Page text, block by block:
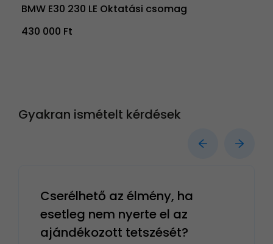
BMW E30 230 LE Oktatási csomag
430 000 Ft
Gyakran ismételt kérdések
Cserélhető az élmény, ha
esetleg nem nyerte el az
ajándékozott tetszését?